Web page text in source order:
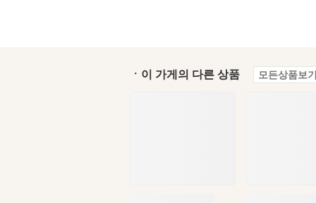
ㆍ이 가게의 다른 상품 모든상품보